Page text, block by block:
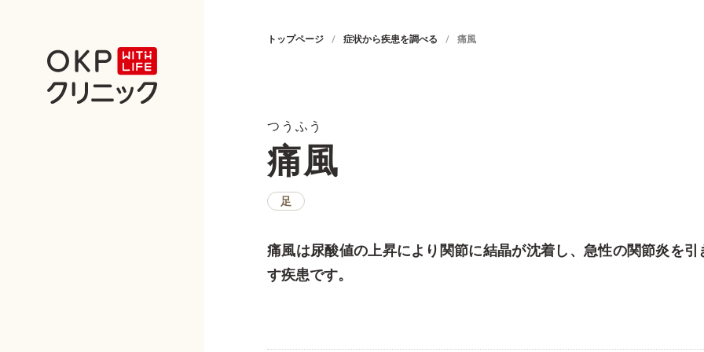
つうふう
痛風
足
痛風は尿酸値の上昇により関節に結晶が沈着し、急性の関節炎を引
す疾患です。
トップページ 症状から疾患を調べる 痛風